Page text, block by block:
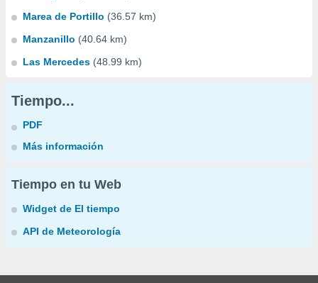
Marea de Portillo (36.57 km)
Manzanillo (40.64 km)
Las Mercedes (48.99 km)
Tiempo...
PDF
Más información
Tiempo en tu Web
Widget de El tiempo
API de Meteorología